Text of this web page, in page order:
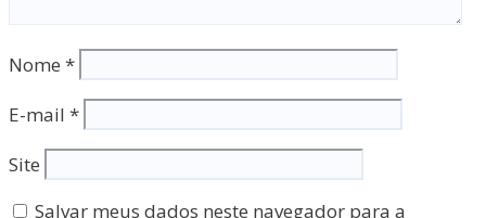
Nome *
E-mail *
Site
Salvar meus dados neste navegador para a